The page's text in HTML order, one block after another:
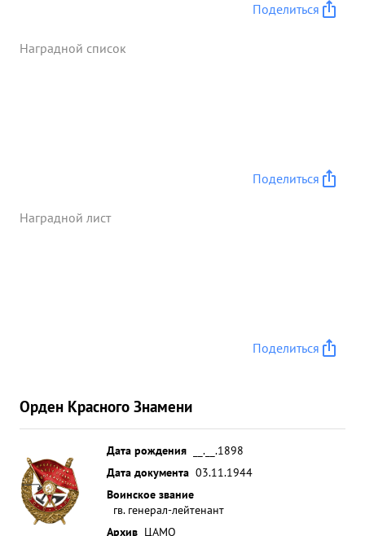
успешному проведению корпусом операции.
операции так-же много работал по организации
ними, что давало возможность полностью
усиления. ...»
Поделиться
Наградной список
Поделиться
Наградной лист
Поделиться
Орден Красного Знамени
Дата рождения
__.__.1898
Дата документа 03.11.1944
Воинское звание
гв. генерал-лейтенант
Архив ЦАМО